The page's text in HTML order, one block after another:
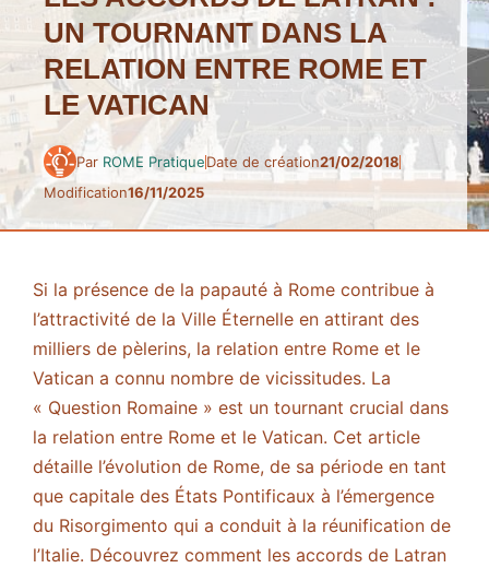
UN TOURNANT DANS LA
RELATION ENTRE ROME ET
LE VATICAN
Par ROME PratiqueDate de création21/02/2018
Modification16/11/2025
Si la présence de la papauté à Rome contribue à
l’attractivité de la Ville Éternelle en attirant des
milliers de pèlerins, la relation entre Rome et le
Vatican a connu nombre de vicissitudes. La
« Question Romaine » est un tournant crucial dans
la relation entre Rome et le Vatican. Cet article
détaille l’évolution de Rome, de sa période en tant
que capitale des États Pontificaux à l’émergence
du Risorgimento qui a conduit à la réunification de
l’Italie. Découvrez comment les accords de Latran